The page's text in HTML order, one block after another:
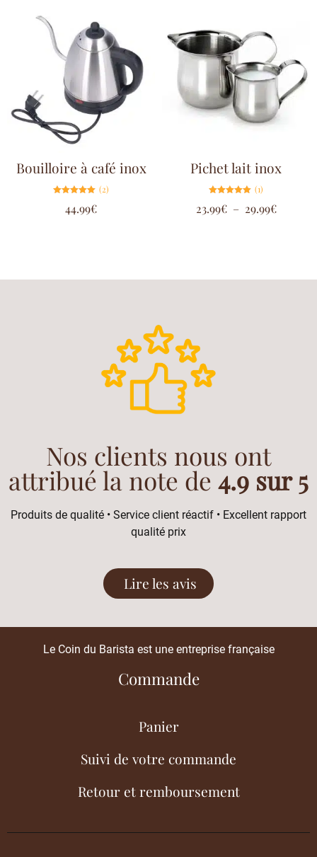
Bouilloire à café inox
5.00
sur 5
(2)
44.99€
Pichet lait inox
5.00
sur 5
(1)
23.99€ – 29.99€
Nos clients nous ont
attribué la note de 4.9 sur 5
Produits de qualité • Service client réactif • Excellent rapport
qualité prix
Lire les avis
Le Coin du Barista est une entreprise française
Commande
Panier
Suivi de votre commande
Retour et remboursement